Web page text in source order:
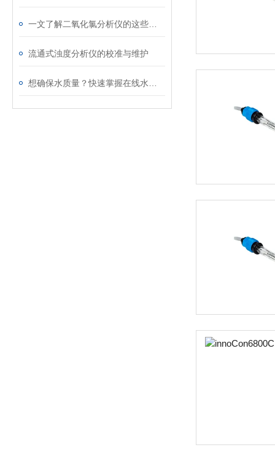
流通式浊度分析仪的校准与维护